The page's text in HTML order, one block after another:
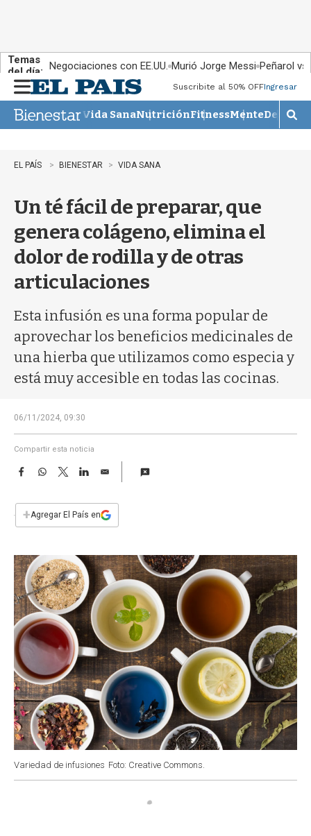
Temas
del día: Negociaciones con EE.UU. Murió Jorge Messi Peñarol
n
u
Suscribite al 50% OFFIngresar
Vida SanaNutriciónFitnessMente
M
o
EL PAÍS BIENESTAR VIDA SANA
Un té fácil de preparar, que
genera colágeno, elimina el
dolor de rodilla y de otras
articulaciones
Esta infusión es una forma popular de
aprovechar los beneficios medicinales de
una hierba que utilizamos como especia y
está muy accesible en todas las cocinas.
06/11/2024, 09:30
Compartir esta noticia
F
e
b
k
W
s
p
T
w
t
L
n
E
i
l
+Agregar El País en
Variedad de infusiones Foto: Creative Commons.